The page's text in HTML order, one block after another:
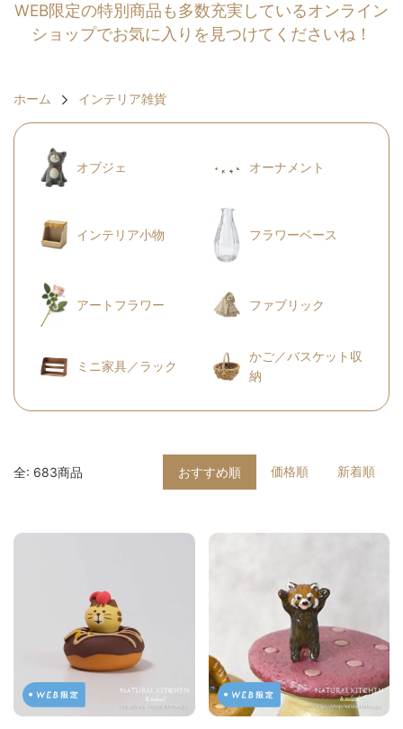
WEB限定の特別商品も多数充実しているオンライン
ショップでお気に入りを見つけてくださいね！
ホーム インテリア雑貨
オブジェ オーナメント
インテリア小物 フラワーベース
アートフラワー ファブリック
ミニ家具／ラック
かご／バスケット収
納
全: 683商品 おすすめ順 価格順 新着順